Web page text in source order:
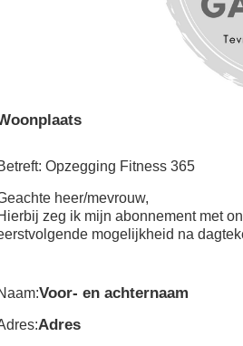
Opzegging Fitness 365
heer/mevrouw,
zeg ik mijn abonnement met
mogelijkheid na
Voor- en achternaam
Adres